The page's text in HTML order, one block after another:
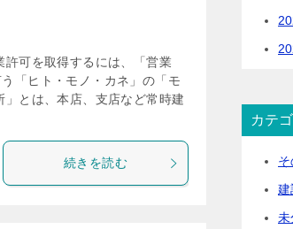
可を取得するには、「営業
「ヒト・モノ・カネ」の「モ
」とは、本店、支店など常時建
続きを読む
カテ
建
未